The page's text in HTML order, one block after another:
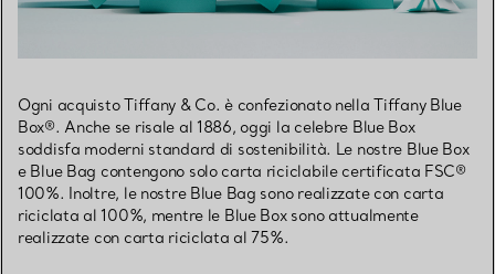
Ogni acquisto Tiffany & Co. è confezionato nella Tiffany Blue
Box®. Anche se risale al 1886, oggi la celebre Blue Box
soddisfa moderni standard di sostenibilità. Le nostre Blue Box
e Blue Bag contengono solo carta riciclabile certificata FSC®
100%. Inoltre, le nostre Blue Bag sono realizzate con carta
riciclata al 100%, mentre le Blue Box sono attualmente
realizzate con carta riciclata al 75%.